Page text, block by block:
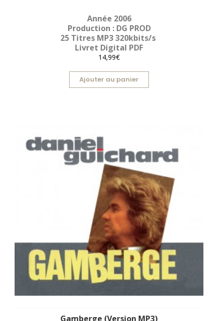
Année 2006
Production : DG PROD
25 Titres MP3 320kbits/s
Livret Digital PDF
14,99€
Ajouter au panier
Gamberge (Version MP3)